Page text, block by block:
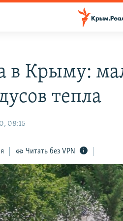
в Крыму:
тепла
08:15
Читать без VPN